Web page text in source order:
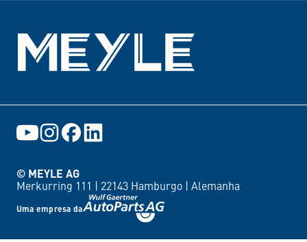
© MEYLE AG
Merkurring 111 | 22143 Hamburgo | Alemanha
Uma empresa da